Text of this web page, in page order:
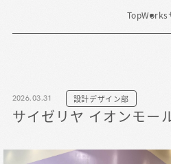
TopWorks
サイゼリヤ イオンモー
2026.03.31 設計デザイン部